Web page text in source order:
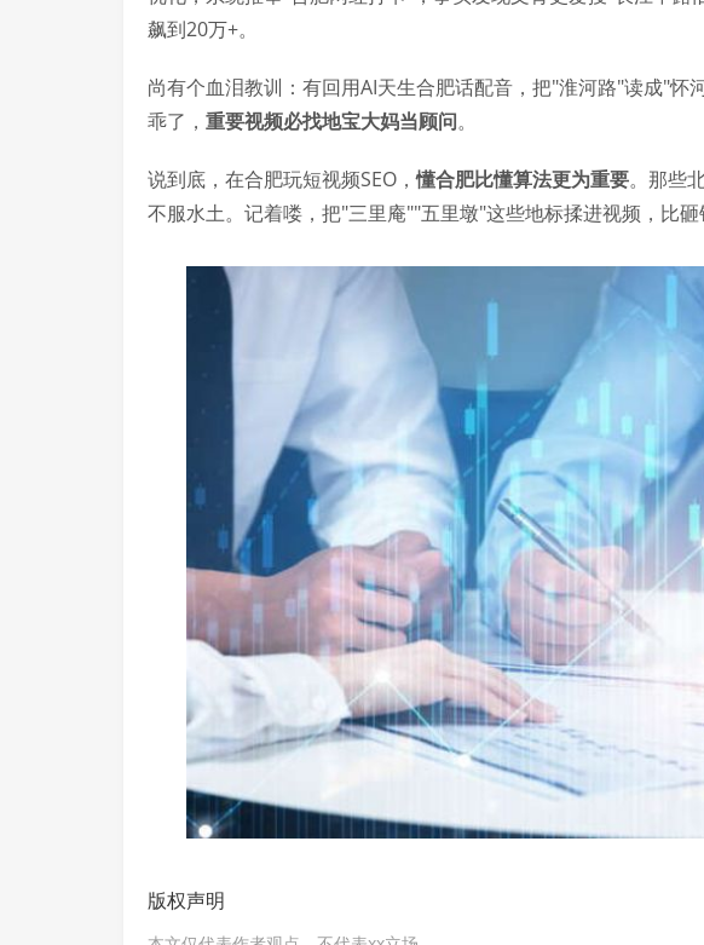
飙到20万+。
尚有个血泪教训：有回用AI天生合肥话配音，把"淮河路"读成"怀
乖了， 重要视频必找地宝大妈当顾问。
说到底，在合肥玩短视频SEO，懂合肥比懂算法更为重要。那些
不服水土。记着喽，把"三里庵""五里墩"这些地标揉进视频，比砸
版权声明